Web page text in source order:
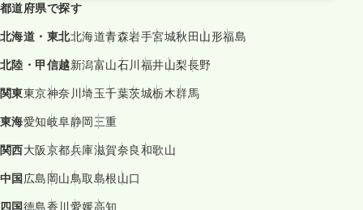
都道府県で探す
北海道・東北北海道青森岩手宮城秋田山形福島
北陸・甲信越新潟富山石川福井山梨長野
関東東京神奈川埼玉千葉茨城栃木群馬
東海愛知岐阜静岡三重
関西大阪京都兵庫滋賀奈良和歌山
中国広島岡山鳥取島根山口
四国徳島香川愛媛高知